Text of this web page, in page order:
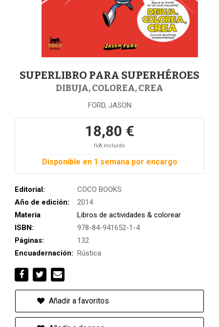
SUPERLIBRO PARA SUPERHÉROES
DIBUJA, COLOREA, CREA
FORD, JASON
18,80 €
IVA incluido
Disponible en 1 semana por encargo
Editorial:
COCO BOOKS
Año de edición:
2014
Materia
Libros de actividades & colorear
ISBN:
978-84-941652-1-4
Páginas:
132
Encuadernación: Rústica
Añadir a favoritos